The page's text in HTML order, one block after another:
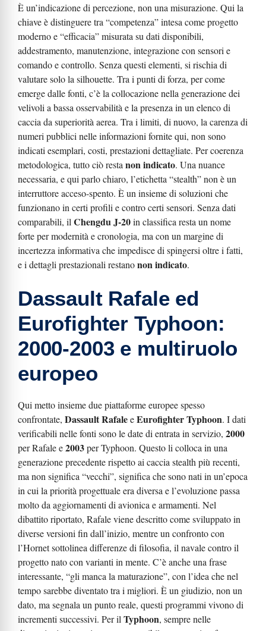
È un’indicazione di percezione, non una misurazione. Qui la
chiave è distinguere tra “competenza” intesa come progetto
moderno e “efficacia” misurata su dati disponibili,
addestramento, manutenzione, integrazione con sensori e
comando e controllo. Senza questi elementi, si rischia di
valutare solo la silhouette. Tra i punti di forza, per come
emerge dalle fonti, c’è la collocazione nella generazione dei
velivoli a bassa osservabilità e la presenza in un elenco di
caccia da superiorità aerea. Tra i limiti, di nuovo, la carenza di
numeri pubblici nelle informazioni fornite qui, non sono
indicati esemplari, costi, prestazioni dettagliate. Per coerenza
metodologica, tutto ciò resta non indicato. Una nuance
necessaria, e qui parlo chiaro, l’etichetta “stealth” non è un
interruttore acceso-spento. È un insieme di soluzioni che
funzionano in certi profili e contro certi sensori. Senza dati
comparabili, il Chengdu J-20in classifica resta un nome
forte per modernità e cronologia, ma con un margine di
incertezza informativa che impedisce di spingersi oltre i fatti,
e i dettagli prestazionali restanonon indicato.
Dassault Rafale ed
Eurofighter Typhoon:
2000-2003 e multiruolo
europeo
Qui metto insieme due piattaforme europee spesso
confrontate, Dassault RafaleeEurofighter Typhoon. I dati
verificabili nelle fonti sono le date di entrata in servizio, 2000
per Rafale e2003per Typhoon. Questo li colloca in una
generazione precedente rispetto ai caccia stealth più recenti,
ma non significa “vecchi”, significa che sono nati in un’epoca
in cui la priorità progettuale era diversa e l’evoluzione passa
molto da aggiornamenti di avionica e armamenti. Nel
dibattito riportato, Rafale viene descritto come sviluppato in
diverse versioni fin dall’inizio, mentre un confronto con
l’Hornet sottolinea differenze di filosofia, il navale contro il
progetto nato con varianti in mente. C’è anche una frase
interessante, “gli manca la maturazione”, con l’idea che nel
tempo sarebbe diventato tra i migliori. È un giudizio, non un
dato, ma segnala un punto reale, questi programmi vivono di
incrementi successivi. Per il Typhoon, sempre nelle